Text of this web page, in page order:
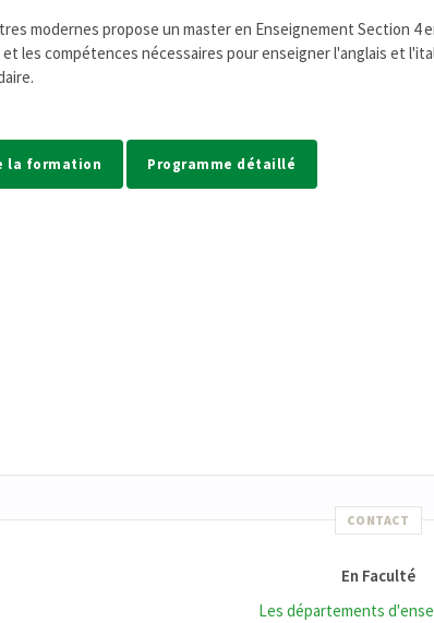
modernes propose un master en Enseignement Section 4
les compétences nécessaires pour enseigner l'anglais et
la formation Programme détaillé
CONTACT
En Faculté
Les départements